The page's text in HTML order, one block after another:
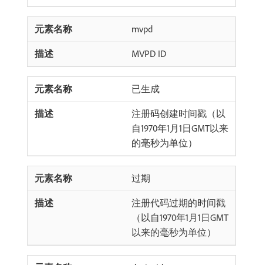
mvpd
MVPD ID
已生成
注册码创建时间戳（以
自1970年1月1日GMT以来
的毫秒为单位）
过期
注册代码过期的时间戳
（以自1970年1月1日GMT
以来的毫秒为单位）